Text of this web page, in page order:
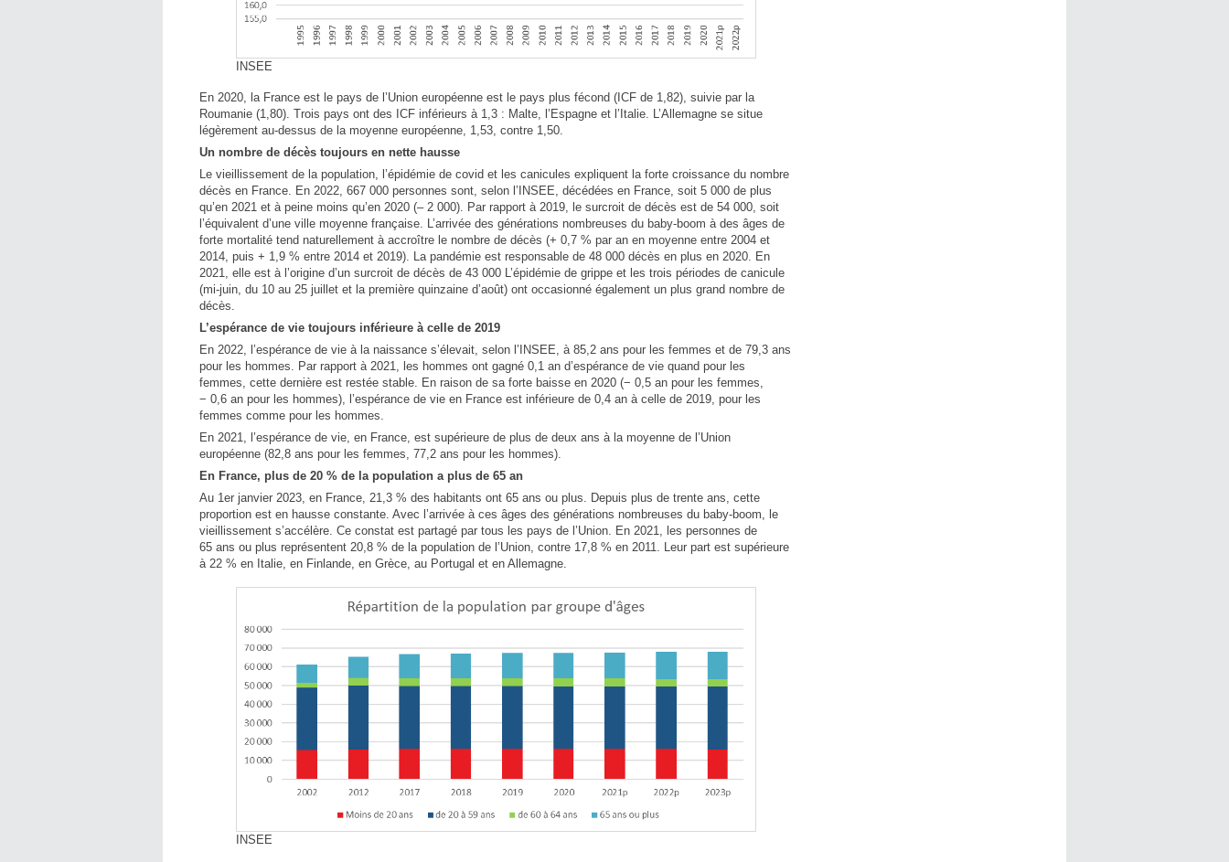
INSEE
En 2020, la France est le pays de l’Union européenne est le pays plus fécond (ICF de 1,82), suivie par la
Roumanie (1,80). Trois pays ont des ICF inférieurs à 1,3 : Malte, l’Espagne et l’Italie. L’Allemagne se situe
légèrement au-dessus de la moyenne européenne, 1,53, contre 1,50.
Un nombre de décès toujours en nette hausse
Le vieillissement de la population, l’épidémie de covid et les canicules expliquent la forte croissance du nombre
décès en France. En 2022, 667 000 personnes sont, selon l’INSEE, décédées en France, soit 5 000 de plus
qu’en 2021 et à peine moins qu’en 2020 (– 2 000). Par rapport à 2019, le surcroit de décès est de 54 000, soit
l’équivalent d’une ville moyenne française. L’arrivée des générations nombreuses du baby‑boom à des âges de
forte mortalité tend naturellement à accroître le nombre de décès (+ 0,7 % par an en moyenne entre 2004 et
2014, puis + 1,9 % entre 2014 et 2019). La pandémie est responsable de 48 000 décès en plus en 2020. En
2021, elle est à l’origine d’un surcroit de décès de 43 000 L’épidémie de grippe et les trois périodes de canicule
(mi‑juin, du 10 au 25 juillet et la première quinzaine d’août) ont occasionné également un plus grand nombre de
décès.
L’espérance de vie toujours inférieure à celle de 2019
En 2022, l’espérance de vie à la naissance s’élevait, selon l’INSEE, à 85,2 ans pour les femmes et de 79,3 ans
pour les hommes. Par rapport à 2021, les hommes ont gagné 0,1 an d’espérance de vie quand pour les
femmes, cette dernière est restée stable. En raison de sa forte baisse en 2020 (− 0,5 an pour les femmes,
− 0,6 an pour les hommes), l’espérance de vie en France est inférieure de 0,4 an à celle de 2019, pour les
femmes comme pour les hommes.
En 2021, l’espérance de vie, en France, est supérieure de plus de deux ans à la moyenne de l’Union
européenne (82,8 ans pour les femmes, 77,2 ans pour les hommes).
En France, plus de 20 % de la population a plus de 65 an
Au 1er janvier 2023, en France, 21,3 % des habitants ont 65 ans ou plus. Depuis plus de trente ans, cette
proportion est en hausse constante. Avec l’arrivée à ces âges des générations nombreuses du baby‑boom, le
vieillissement s’accélère. Ce constat est partagé par tous les pays de l’Union. En 2021, les personnes de
65 ans ou plus représentent 20,8 % de la population de l’Union, contre 17,8 % en 2011. Leur part est supérieure
à 22 % en Italie, en Finlande, en Grèce, au Portugal et en Allemagne.
INSEE